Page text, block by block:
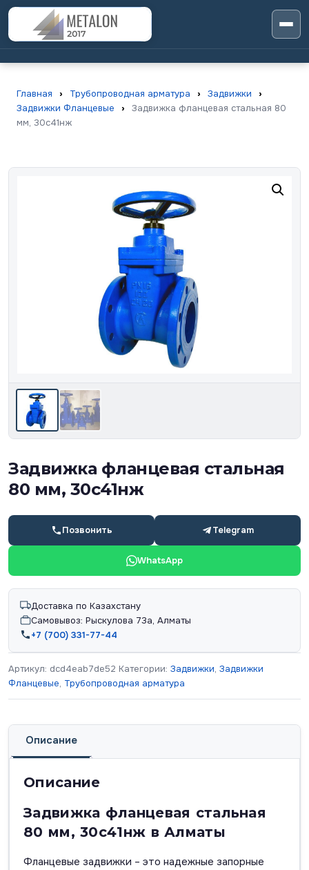
Главная › Трубопроводная арматура › Задвижки
›
Задвижки Фланцевые
›
Задвижка фланцевая стальная 80
мм, 30с41нж
Задвижка фланцевая стальная
80 мм, 30с41нж
Позвонить Telegram
WhatsApp
Доставка по Казахстану
Самовывоз: Рыскулова 73а, Алматы
+7 (700) 331-77-44
Артикул: dcd4eab7de52 Категории: Задвижки, Задвижки
Фланцевые, Трубопроводная арматура
Описание
Описание
Задвижка фланцевая стальная
80 мм, 30с41нж в Алматы
Фланцевые задвижки – это надежные запорные